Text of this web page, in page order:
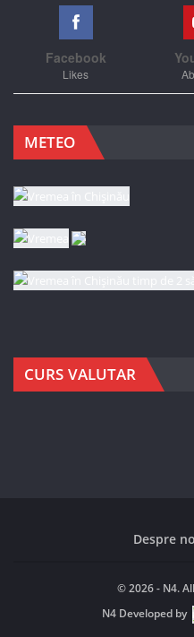
Facebook
Likes
METEO
CURS VALUTAR
Despre
© 2026 - N4.
N4Developed by